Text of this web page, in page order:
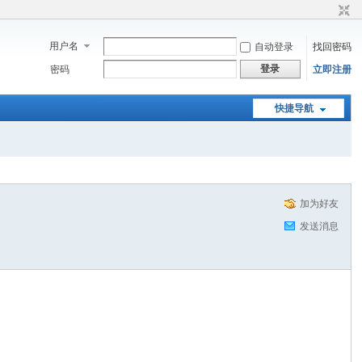
用户名 自动登录
找回密码
密码
登录 立即注册
快捷导航
加为好友
发送消息